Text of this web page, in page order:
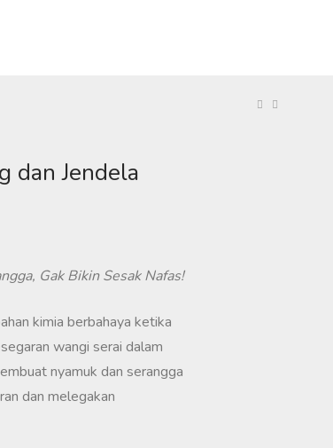
dan Jendela
Gak Bikin Sesak Nafas!
kimia berbahaya ketika
wangi serai dalam
nyamuk dan serangga
dan melegakan